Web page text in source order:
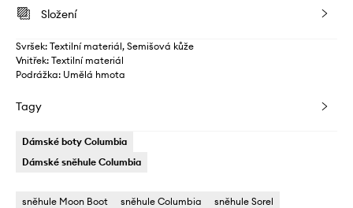
Složení
Svršek: Textilní materiál, Semišová kůže
Vnitřek: Textilní materiál
Podrážka: Umělá hmota
Tagy
Dámské boty Columbia
Dámské sněhule Columbia
sněhule Moon Boot sněhule Columbia
sněhule Sorel